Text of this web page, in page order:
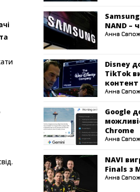
NAND –
Анна
Disney
TikTok
контент
Анна
Google
Chrome
Анна
NAVI
Finals з
Анна